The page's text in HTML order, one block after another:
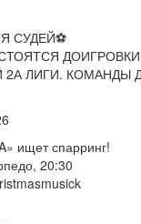
СУДЕЙ⚽
2А ЛИГИ. КОМАНДЫ
ищет спарринг!
20:30